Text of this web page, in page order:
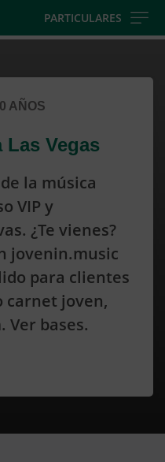
PARTICULARES
AÑOS
Vegas
la música
VIP y
¿Te vienes?
jovenin.music
para clientes
carnet joven,
Ver bases.